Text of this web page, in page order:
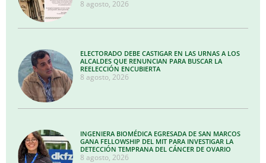
8 agosto, 2026
ELECTORADO DEBE CASTIGAR EN LAS URNAS A LOS
ALCALDES QUE RENUNCIAN PARA BUSCAR LA
REELECCIÓN ENCUBIERTA
8 agosto, 2026
INGENIERA BIOMÉDICA EGRESADA DE SAN MARCOS
GANA FELLOWSHIP DEL MIT PARA INVESTIGAR LA
DETECCIÓN TEMPRANA DEL CÁNCER DE OVARIO
8 agosto, 2026